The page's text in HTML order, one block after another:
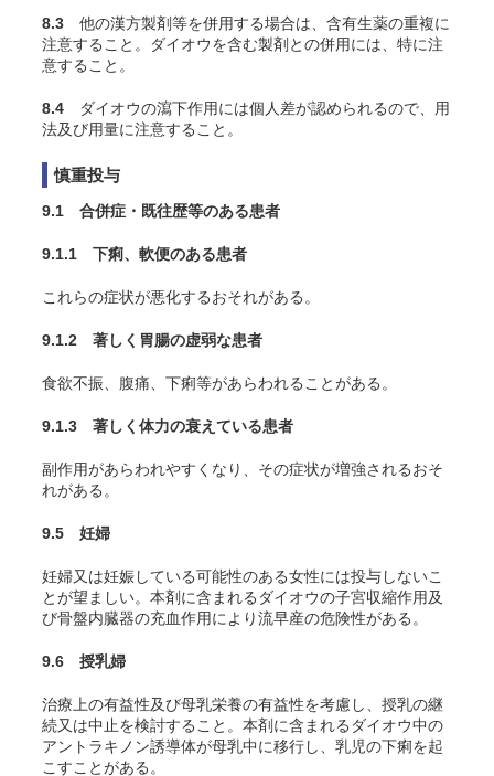
8.3 他の漢方製剤等を併用する場合は、含有生薬の重複に
注意すること。ダイオウを含む製剤との併用には、特に注
意すること。
8.4 ダイオウの瀉下作用には個人差が認められるので、用
法及び用量に注意すること。
慎重投与
9.1 合併症・既往歴等のある患者
9.1.1 下痢、軟便のある患者
これらの症状が悪化するおそれがある。
9.1.2 著しく胃腸の虚弱な患者
食欲不振、腹痛、下痢等があらわれることがある。
9.1.3 著しく体力の衰えている患者
副作用があらわれやすくなり、その症状が増強されるおそ
れがある。
9.5 妊婦
妊婦又は妊娠している可能性のある女性には投与しないこ
とが望ましい。本剤に含まれるダイオウの子宮収縮作用及
び骨盤内臓器の充血作用により流早産の危険性がある。
9.6 授乳婦
治療上の有益性及び母乳栄養の有益性を考慮し、授乳の継
続又は中止を検討すること。本剤に含まれるダイオウ中の
アントラキノン誘導体が母乳中に移行し、乳児の下痢を起
こすことがある。